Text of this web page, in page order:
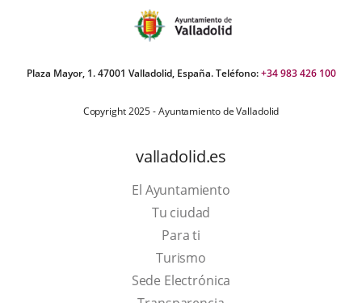
Plaza Mayor, 1. 47001 Valladolid, España. Teléfono:+34 983 426 100
Copyright 2025 - Ayuntamiento de Valladolid
valladolid.es
El Ayuntamiento
Tu ciudad
Para ti
TurismoThis
link
Sede Electrónica